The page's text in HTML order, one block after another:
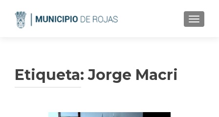
Etiqueta:Jorge Macri